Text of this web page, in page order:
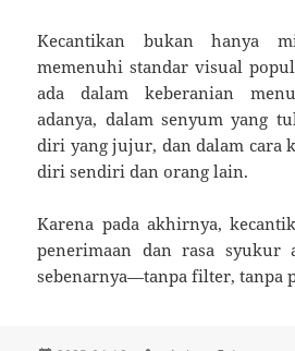
Kecantikan bukan hanya
memenuhi standar visual
ada dalam keberanian
adanya, dalam senyum yang
diri yang jujur, dan dalam cara
diri sendiri dan orang lain.
Karena pada akhirnya,
penerimaan dan rasa syukur
sebenarnya—tanpa filter, tanpa